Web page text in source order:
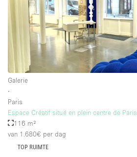
Galerie
∙
Paris
Espace Créatif situé en plein centre de Paris
116 m²
van 1.680€ per dag
TOP RUIMTE